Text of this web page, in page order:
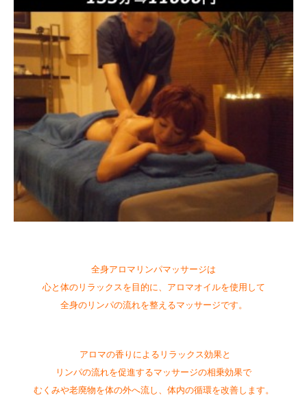
全身アロマリンパマッサージは
心と体のリラックスを目的に、アロマオイルを使用して
全身のリンパの流れを整えるマッサージです。
アロマの香りによるリラックス効果と
リンパの流れを促進するマッサージの相乗効果で
むくみや老廃物を体の外へ流し、体内の循環を改善します。